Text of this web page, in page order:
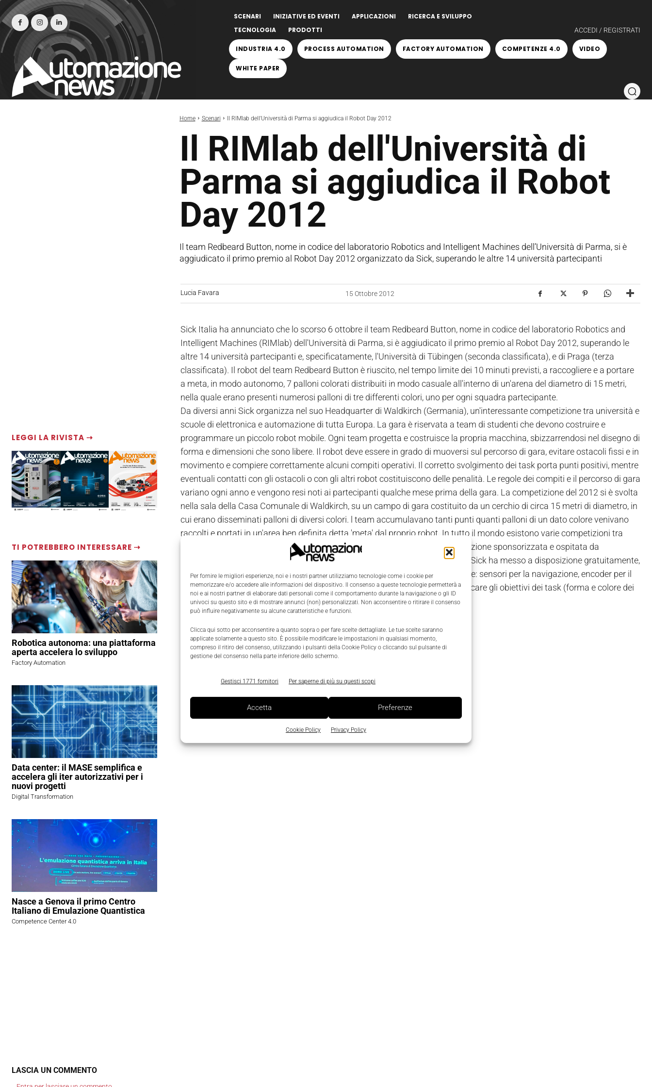
Per fornire le migliori esperienze, noi e i nostri partner utilizziamo tecnologie come i cookie per
memorizzare e/o accedere alle informazioni del dispositivo. Il consenso a queste tecnologie permetterà a
noi e ai nostri partner di elaborare dati personali come il comportamento durante la navigazione o gli ID
univoci su questo sito e di mostrare annunci (non) personalizzati. Non acconsentire o ritirare il consenso
può influire negativamente su alcune caratteristiche e funzioni.
Clicca qui sotto per acconsentire a quanto sopra o per fare scelte dettagliate. Le tue scelte saranno
applicate solamente a questo sito. È possibile modificare le impostazioni in qualsiasi momento,
compreso il ritiro del consenso, utilizzando i pulsanti della Cookie Policy o cliccando sul pulsante di
gestione del consenso nella parte inferiore dello schermo.
Gestisci 1771 fornitori Per saperne di più su questi scopi
Accetta Preferenze
Cookie Policy Privacy Policy
SCENARI INIZIATIVE ED EVENTI APPLICAZIONI
RICERCA E SVILUPPO
TECNOLOGIA
PRODOTTI ACCEDI / REGISTRATI
INDUSTRIA 4.0 PROCESS AUTOMATION FACTORY AUTOMATION COMPETENZE 4.0 VIDEO
WHITE PAPER
Home Scenari Il RIMlab dell'Università di Parma si aggiudica il Robot Day 2012
Il RIMlab dell'Università di
Parma si aggiudica il Robot
Day 2012
Il team Redbeard Button, nome in codice del laboratorio Robotics and Intelligent Machines dell’Università di Parma, si è
aggiudicato il primo premio al Robot Day 2012 organizzato da Sick, superando le altre 14 università partecipanti
LEGGI LA RIVISTA ⇢
TI POTREBBERO INTERESSARE ⇢
Robotica autonoma: una piattaforma
aperta accelera lo sviluppo
Factory Automation
Data center: il MASE semplifica e
accelera gli iter autorizzativi per i
nuovi progetti
Digital Transformation
Nasce a Genova il primo Centro
Italiano di Emulazione Quantistica
Competence Center 4.0
Lucia Favara 15 Ottobre 2012
Sick Italia ha annunciato che lo scorso 6 ottobre il team Redbeard Button, nome in codice del laboratorio Robotics and
Intelligent Machines (RIMlab) dell'Università di Parma, si è aggiudicato il primo premio al Robot Day 2012, superando le
altre 14 università partecipanti e, specificatamente, l'Università di Tübingen (seconda classificata), e di Praga (terza
classificata). Il robot del team Redbeard Button è riuscito, nel tempo limite dei 10 minuti previsti, a raccogliere e a portare
a meta, in modo autonomo, 7 palloni colorati distribuiti in modo casuale all'interno di un'arena del diametro di 15 metri,
nella quale erano presenti numerosi palloni di tre differenti colori, uno per ogni squadra partecipante.
Da diversi anni Sick organizza nel suo Headquarter di Waldkirch (Germania), un'interessante competizione tra università e
scuole di elettronica e automazione di tutta Europa. La gara è riservata a team di studenti che devono costruire e
programmare un piccolo robot mobile. Ogni team progetta e costruisce la propria macchina, sbizzarrendosi nel disegno di
forma e dimensioni che sono libere. Il robot deve essere in grado di muoversi sul percorso di gara, evitare ostacoli fissi e in
movimento e compiere correttamente alcuni compiti operativi. Il corretto svolgimento dei task porta punti positivi, mentre
eventuali contatti con gli ostacoli o con gli altri robot costituiscono delle penalità. Le regole dei compiti e il percorso di gara
variano ogni anno e vengono resi noti ai partecipanti qualche mese prima della gara. La competizione del 2012 si è svolta
nella sala della Casa Comunale di Waldkirch, su un campo di gara costituito da un cerchio di circa 15 metri di diametro, in
cui erano disseminati palloni di diversi colori. l team accumulavano tanti punti quanti palloni di un dato colore venivano
raccolti e portati in un'area ben definita detta 'meta' dal proprio robot. In tutto il mondo esistono varie competizioni tra
piccoli robot costruiti da giovani progettisti, ma il Robot Day è l'unica competizione sponsorizzata e ospitata da
un'azienda privata in Europa. Per permettere ai team di costruire il loro robot, Sick ha messo a disposizione gratuitamente,
a qualunque università o scuola richiedente, i propri prodotti, e nella fattispecie: sensori per la navigazione, encoder per il
controllo del movimento, scanner per evitare collisioni, telecamere per identificare gli obiettivi dei task (forma e colore dei
palloni).
LASCIA UN COMMENTO